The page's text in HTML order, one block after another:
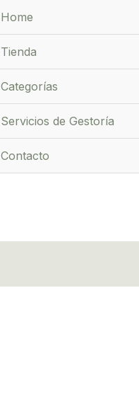
Home
Tienda
Categorías
Servicios de Gestoría
Contacto